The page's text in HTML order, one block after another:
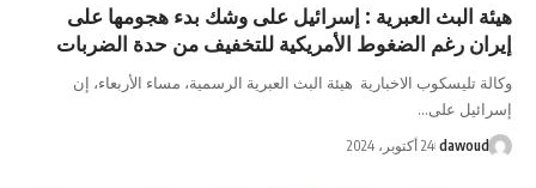
العبرية : إسرائيل على وشك بدء هجومها على
الضغوط الأمريكية للتخفيف من حدة الضربات
الاخبارية هيئة البث العبرية الرسمية، مساء الأربعاء، إن